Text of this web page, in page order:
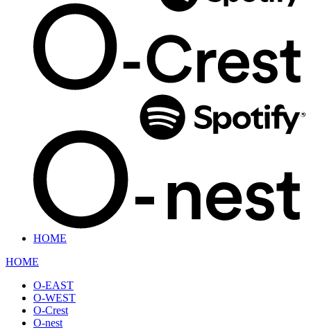
HOME
HOME
O-EAST
O-WEST
O-Crest
O-nest